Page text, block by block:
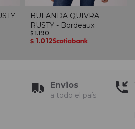
BUFANDA QUIVRA
RUSTY - Bordeaux
$ 1.190
$ 1.012
Envios
a todo el país